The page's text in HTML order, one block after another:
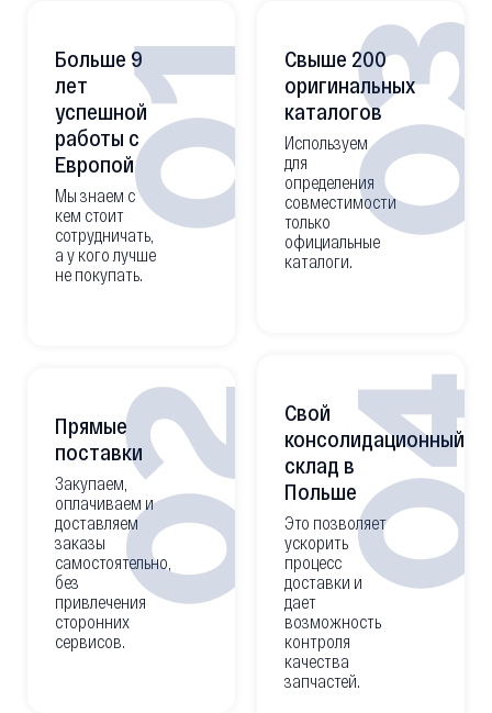
01
Больше 9
лет
успешной
работы с
Европой
Мы знаем с
кем стоит
сотрудничать,
а у кого лучше
не покупать.
02
Прямые
поставки
Закупаем,
оплачиваем и
доставляем
заказы
самостоятельно,
без
привлечения
сторонних
сервисов.
Свыше 200
оригинальных
каталогов
Используем
для
определения
совместимости
только
официальные
каталоги.
Свой
консолидационный
склад в
Польше
Это позволяет
ускорить
процесс
доставки и
дает
возможность
контроля
качества
запчастей.